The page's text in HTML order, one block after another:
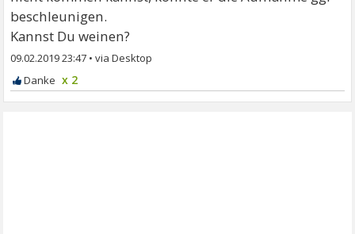
beschleunigen.
Kannst Du weinen?
09.02.2019 23:47 •
x 2